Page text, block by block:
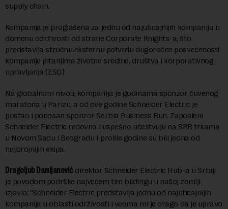
supply chain.
Kompanija je proglašena za jednu od najuticajnijih kompanija u
domenu održivosti od strane Corporate Knights-a, što
predstavlja stručnu eksternu potvrdu dugoročne posvećenosti
kompanije pitanjima životne sredine, društva i korporativnog
upravljanja (ESG).
Na globalnom nivou, kompanija je godinama sponzor čuvenog
maratona u Parizu, a od ove godine Schneider Electric je
postao i ponosan sponzor Serbia Business Run. Zaposleni
Schneider Electric redovno i uspešno učestvuju na SBR trkama
u Novom Sadu i Beogradu I prošle godine su bili jedna od
najbrojnijih ekipa.
Dragoljub Damljanović direktor Schneider Electric Hub-a u Srbiji
je povodom podrške najvećem tim bildingu u našoj zemlji
izjavio: “Schneider Electric predstavlja jednu od najuticajnijih
kompanija u oblasti održivosti i veoma mi je drago da je upravo